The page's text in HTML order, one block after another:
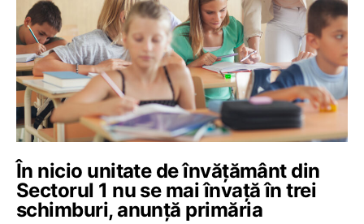
În nicio unitate de învățământ din
Sectorul 1 nu se mai învață în trei
schimburi, anunță primăria